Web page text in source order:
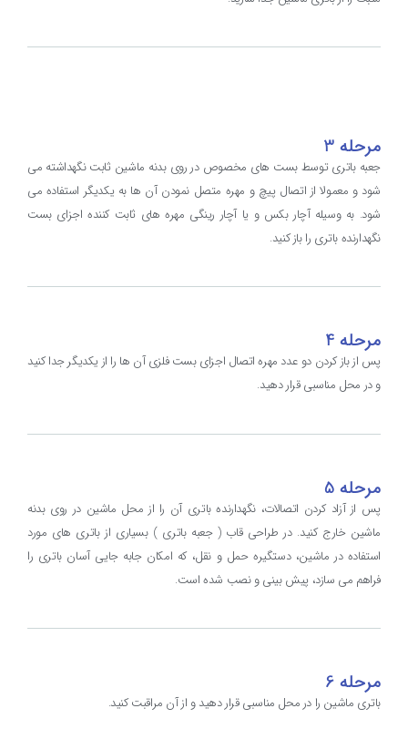
مرحله 3
جعبه باتری توسط بست های مخصوص در روی بدنه ماشین ثابت نگهداشته می
شود و معمولا از اتصال پیچ و مهره متصل نمودن آن ها به یکدیگر استفاده می
شود. به وسیله آچار بکس و یا آچار رینگی مهره های ثابت کننده اجزای بست
نگهدارنده باتری را باز کنید.
مرحله 4
پس از باز کردن دو عدد مهره اتصال اجزای بست فلزی آن ها را از یکدیگر جدا کنید
و در محل مناسبی قرار دهید.
مرحله 5
پس از آزاد کردن اتصالات، نگهدارنده باتری آن را از محل ماشین در روی بدنه
ماشین خارج کنید. در طراحی قاب ( جعبه باتری ) بسیاری از باتری های مورد
استفاده در ماشین، دستگیره حمل و نقل، که امکان جابه جایی آسان باتری را
فراهم می سازد، پیش بینی و نصب شده است.
مرحله 6
باتری ماشین را در محل مناسبی قرار دهید و از آن مراقبت کنید.